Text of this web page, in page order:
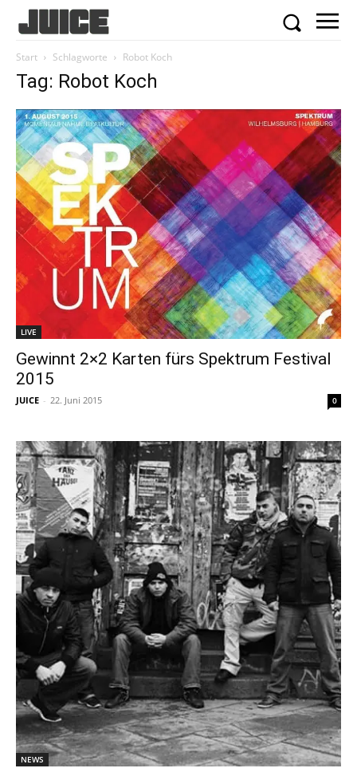
Start Schlagworte Robot Koch
Tag: Robot Koch
LIVE
Gewinnt 2×2 Karten fürs Spektrum Festival
2015
JUICE - 22. Juni 2015 0
NEWS